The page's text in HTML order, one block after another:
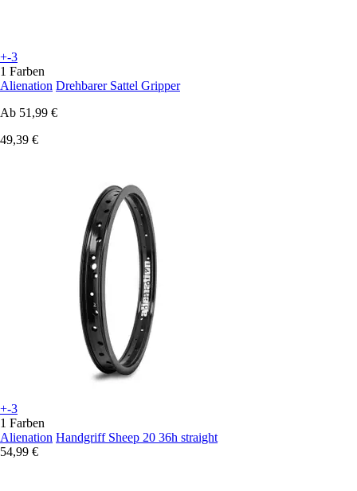
+-3
1 Farben
Alienation Drehbarer Sattel Gripper
Ab 51,99 €
49,39 €
+-3
1 Farben
Alienation Handgriff Sheep 20 36h straight
54,99 €